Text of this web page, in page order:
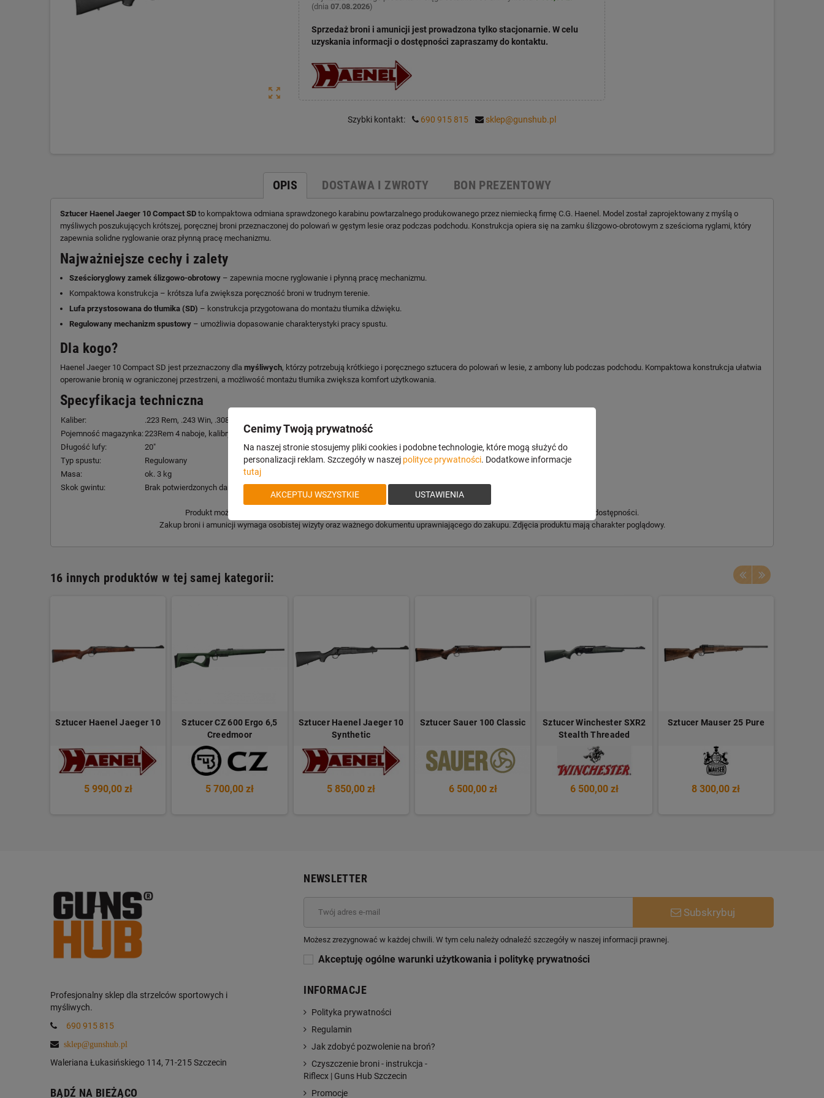
zoom_out_map
(dnia 07.08.2026)
Sprzedaż broni i amunicji jest prowadzona tylko stacjonarnie. W celu
uzyskania informacji o dostępności zapraszamy do kontaktu.
Szybki kontakt: 690 915 815 sklep@gunshub.pl
OPIS DOSTAWA I ZWROTY BON PREZENTOWY
Sztucer Haenel Jaeger 10 Compact SD to kompaktowa odmiana sprawdzonego karabinu powtarzalnego produkowanego przez niemiecką firmę C.G. Haenel. Model został zaprojektowany z myślą o
myśliwych poszukujących krótszej, poręcznej broni przeznaczonej do polowań w gęstym lesie oraz podczas podchodu. Konstrukcja opiera się na zamku ślizgowo-obrotowym z sześcioma ryglami, który
zapewnia solidne ryglowanie oraz płynną pracę mechanizmu.
Najważniejsze cechy i zalety
Sześcioryglowy zamek ślizgowo-obrotowy – zapewnia mocne ryglowanie i płynną pracę mechanizmu.
Kompaktowa konstrukcja – krótsza lufa zwiększa poręczność broni w trudnym terenie.
Lufa przystosowana do tłumika (SD) – konstrukcja przygotowana do montażu tłumika dźwięku.
Regulowany mechanizm spustowy – umożliwia dopasowanie charakterystyki pracy spustu.
Dla kogo?
Haenel Jaeger 10 Compact SD jest przeznaczony dla myśliwych, którzy potrzebują krótkiego i poręcznego sztucera do polowań w lesie, z ambony lub podczas podchodu. Kompaktowa konstrukcja ułatwia
operowanie bronią w ograniczonej przestrzeni, a możliwość montażu tłumika zwiększa komfort użytkowania.
Specyfikacja techniczna
Kaliber:
.223 Rem, .243 Win, .308 Win, 6,5 Creedmoor, .270 Win, .30-06 Spring., 8×57 IS, 9,3×62, .300 Win. Mag.
Pojemność magazynka: 223Rem 4 naboje, kalibry standard 3 naboje, kalibry magnum 2 naboje
Długość lufy:
20"
Typ spustu:
Regulowany
Masa:
ok. 3 kg
Skok gwintu:
Brak potwierdzonych danych.
Produkt może nie być dostępny od ręki w sklepie stacjonarnym – przed wizytą zalecamy kontakt w celu potwierdzenia dostępności.
Zakup broni i amunicji wymaga osobistej wizyty oraz ważnego dokumentu uprawniającego do zakupu. Zdjęcia produktu mają charakter poglądowy.
16 innych produktów w tej samej kategorii:
Sztucer Haenel Jaeger 10
5 990,00 zł
Sztucer CZ 600 Ergo 6,5
Creedmoor
5 700,00 zł
Sztucer Haenel Jaeger 10
Synthetic
5 850,00 zł
Sztucer Sauer 100 Classic
6 500,00 zł
Sztucer Winchester SXR2
Stealth Threaded
6 500,00 zł
Sztucer Mauser 25 Pure
8 300,00 zł
Profesjonalny sklep dla strzelców sportowych i
myśliwych.
690 915 815
sklep@gunshub.pl
Waleriana Łukasińskiego 114, 71-215 Szczecin
BĄDŹ NA BIEŻĄCO
NEWSLETTER
Subskrybuj
Możesz zrezygnować w każdej chwili. W tym celu należy odnaleźć szczegóły w naszej informacji prawnej.
Akceptuję ogólne warunki użytkowania i politykę prywatności
INFORMACJE
Polityka prywatności
Regulamin
Jak zdobyć pozwolenie na broń?
Czyszczenie broni - instrukcja -
Riflecx | Guns Hub Szczecin
Promocje
Cenimy Twoją prywatność
Na naszej stronie stosujemy pliki cookies i podobne technologie, które mogą służyć do
personalizacji reklam. Szczegóły w naszej polityce prywatności. Dodatkowe informacje
tutaj
AKCEPTUJ WSZYSTKIE USTAWIENIA